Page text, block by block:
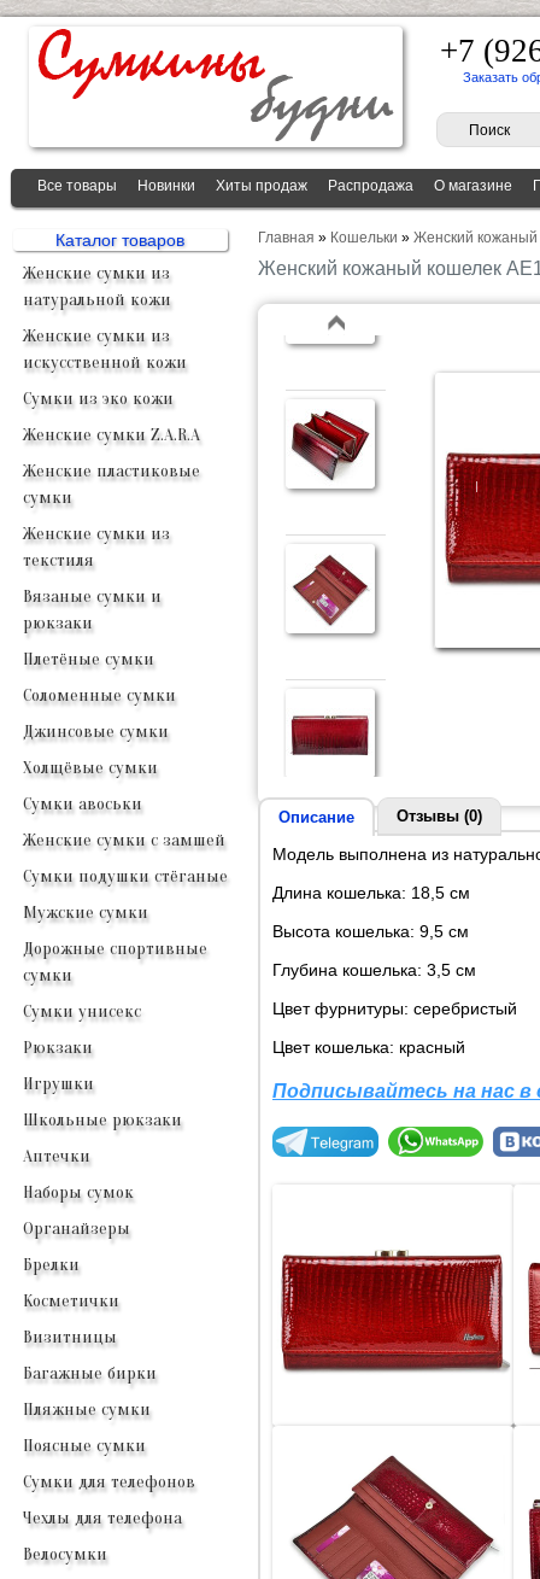
+7
Заказать
Все товары Новинки Хиты продаж Распродажа О магазине
Каталог товаров
Женские сумки из
натуральной кожи
Женские сумки из
искусственной кожи
Сумки из эко кожи
Женские сумки Z.A.R.A
Женские пластиковые
сумки
Женские сумки из
текстиля
Вязаные сумки и
рюкзаки
Плетёные сумки
Соломенные сумки
Джинсовые сумки
Холщёвые сумки
Сумки авоськи
Женские сумки с замшей
Сумки подушки стёганые
Мужские сумки
Дорожные спортивные
сумки
Сумки унисекс
Рюкзаки
Игрушки
Школьные рюкзаки
Аптечки
Наборы сумок
Органайзеры
Брелки
Косметички
Визитницы
Багажные бирки
Пляжные сумки
Поясные сумки
Сумки для телефонов
Чехлы для телефона
Велосумки
Главная » Кошельки » Женский кожаный
Женский кожаный кошелек
Описание Отзывы (0)
Модель выполнена из
Длина кошелька: 18,5 см
Высота кошелька: 9,5 см
Глубина кошелька: 3,5 см
Цвет фурнитуры: серебристый
Цвет кошелька: красный
Подписывайтесь на нас